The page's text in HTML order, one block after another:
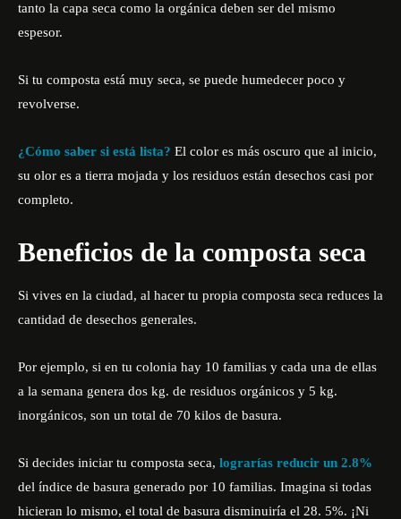
tanto la capa seca como la orgánica deben ser del mismo
espesor.
Si tu composta está muy seca, se puede humedecer poco y
revolverse.
¿Cómo saber si está lista? El color es más oscuro que al inicio,
su olor es a tierra mojada y los residuos están desechos casi por
completo.
Beneficios de la composta seca
Si vives en la ciudad, al hacer tu propia composta seca reduces la
cantidad de desechos generales.
Por ejemplo, si en tu colonia hay 10 familias y cada una de ellas
a la semana genera dos kg. de residuos orgánicos y 5 kg.
inorgánicos, son un total de 70 kilos de basura.
Si decides iniciar tu composta seca, lograrías reducir un 2.8%
del índice de basura generado por 10 familias. Imagina si todas
hicieran lo mismo, el total de basura disminuiría el 28. 5%. ¡Ni